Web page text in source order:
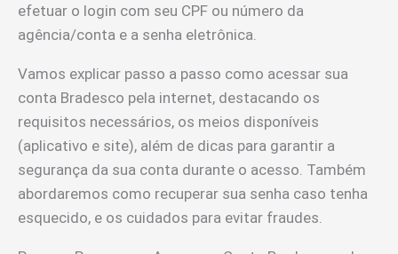
efetuar o login com seu CPF ou número da
agência/conta e a senha eletrônica.
Vamos explicar passo a passo como acessar sua
conta Bradesco pela internet, destacando os
requisitos necessários, os meios disponíveis
(aplicativo e site), além de dicas para garantir a
segurança da sua conta durante o acesso. Também
abordaremos como recuperar sua senha caso tenha
esquecido, e os cuidados para evitar fraudes.